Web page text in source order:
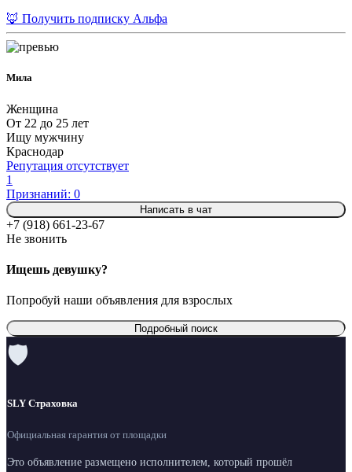
🦊 Получить подписку Альфа
Мила
Женщина
От 22 до 25 лет
Ищу мужчину
Краснодар
Репутация отсутствует
1
Признаний: 0
Написать в чат
+7 (918) 661-23-67
Не звонить
Ищешь девушку?
Попробуй наши объявления для взрослых
Подробный поиск
🛡
SLY Страховка
Официальная гарантия от площадки
Это объявление размещено исполнителем, который прошёл